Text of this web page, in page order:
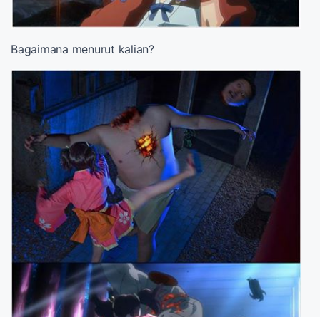
Bagaimana menurut kalian?